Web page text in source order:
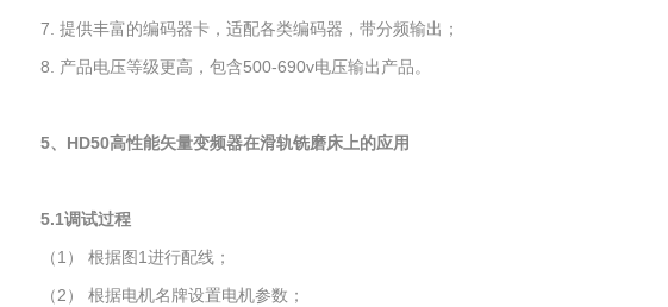
7. 提供丰富的编码器卡，适配各类编码器，带分频输出；
8. 产品电压等级更高，包含500-690v电压输出产品。
5、 HD50高性能矢量变频器在滑轨铣磨床上的应用
5.1调试过程
（1） 根据图1进行配线；
（2） 根据电机名牌设置电机参数；